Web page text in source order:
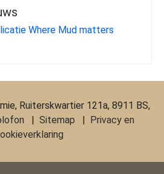
Where Mud matters
Ruiterskwartier 121a, 8911 BS,
| Sitemap | Privacy en